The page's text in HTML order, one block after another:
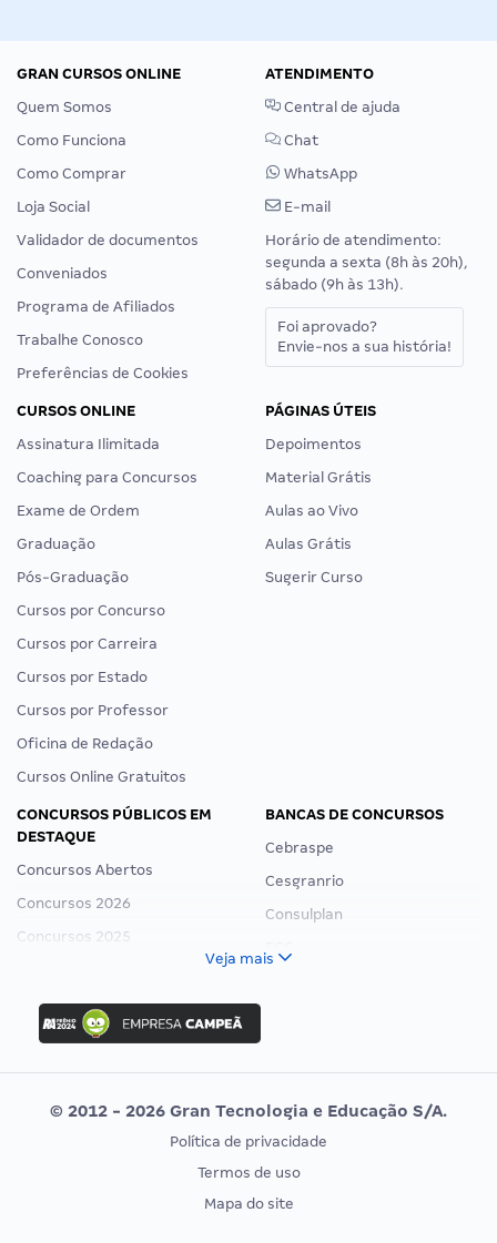
GRAN CURSOS ONLINE
Quem Somos
Como Funciona
Como Comprar
Loja Social
Validador de documentos
Conveniados
Programa de Afiliados
Trabalhe Conosco
Preferências de Cookies
ATENDIMENTO
Central de ajuda
Chat
WhatsApp
E-mail
Horário de atendimento:
segunda a sexta (8h às 20h),
sábado (9h às 13h).
Foi aprovado?
Envie-nos a sua história!
CURSOS ONLINE
Assinatura Ilimitada
Coaching para Concursos
Exame de Ordem
Graduação
Pós-Graduação
Cursos por Concurso
Cursos por Carreira
Cursos por Estado
Cursos por Professor
Oficina de Redação
Cursos Online Gratuitos
PÁGINAS ÚTEIS
Depoimentos
Material Grátis
Aulas ao Vivo
Aulas Grátis
Sugerir Curso
CONCURSOS PÚBLICOS EM
DESTAQUE
Concursos Abertos
Concursos 2026
Concursos 2025
Concurso Nacional Unificado
Concurso Ibama
Concurso MPU
Editais publicados
BANCAS DE CONCURSOS
Cebraspe
Cesgranrio
Consulplan
Vunesp
CONCURSOS POR PROFISSÃO
EXAME DE ORDEM
Veja mais
© 2012 - 2026 Gran Tecnologia e Educação S/A.
Política de privacidade
Termos de uso
Mapa do site